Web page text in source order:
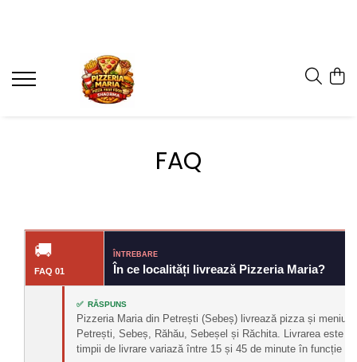
FAQ
🚚
FAQ 01
ÎNTREBARE
În ce localități livrează Pizzeria Maria?
✅ RĂSPUNS
Pizzeria Maria din Petrești (Sebeș) livrează pizza și
Petrești, Sebeș, Răhău, Sebeșel și Răchita. Livrarea este
timpii de livrare variază între 15 și 45 de minute în funcție